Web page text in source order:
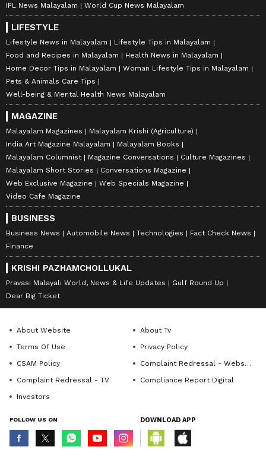
IPL News Malayalam
World Cup News Malayalam
LIFESTYLE
Lifestyle News in Malayalam
Lifestyle Tips in Malayalam
Food and Recipes in Malayalam
Health News in Malayalam
Home Decor Tips in Malayalam
Woman Lifestyle Tips in Malayalam
Pets & Animals Care Tips
Well-being & Mental Health News Malayalam
MAGAZINE
Malayalam Magazines
Malayalam Krishi (Agriculture)
India Art Magazine Malayalam
Malayalam Books
Malayalam Columnist
Magazine Conversations
Culture Magazines
Malayalam Short Stories
Conversations Magazine
Web Exclusive Magazine
Web Specials Magazine
Video Cafe Magazine
BUSINESS
Business News Automobile News Technologies
Fact Check News
Finance
KRISHI PAZHAMCHOLLUKAL
Pravasi Malayali World, News & Life Updates
Gulf Round Up
Dear Big Ticket
About Website
About Tv
Terms Of Use
Privacy Policy
CSAM Policy
Complaint Redressal - Website
Complaint Redressal - TV
Compliance Report Digital
Investors
FOLLOW US ON DOWNLOAD APP